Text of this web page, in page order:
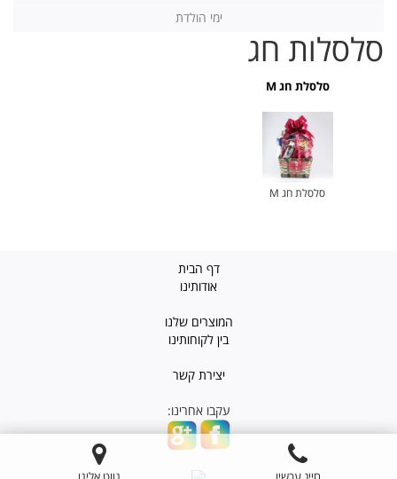
ימי הולדת
סלסלות חג
סלסלת חג M
סלסלת חג M
דף הבית
אודותינו
המוצרים שלנו
בין לקוחותינו
יצירת קשר
עקבו אחרינו: